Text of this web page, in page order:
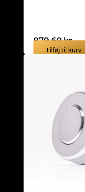
879,69kr.
Tilføj til kurv